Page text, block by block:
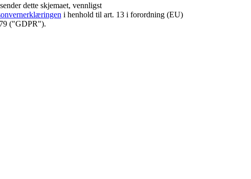
dette skjemaet, vennligst
i henhold til art. 13 i forordning (EU)
("GDPR").